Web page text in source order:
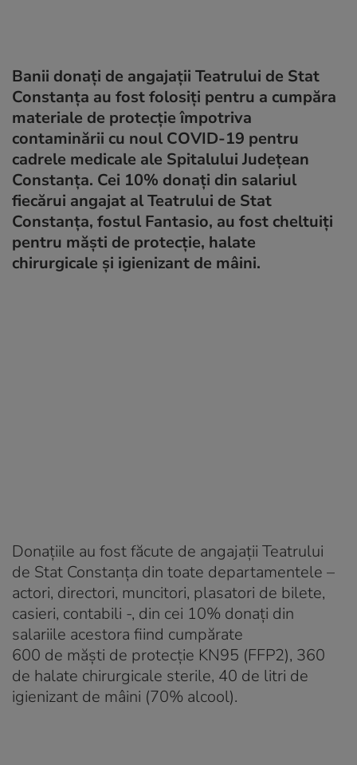
Banii donați de angajații Teatrului de Stat
Constanţa au fost folosiți pentru a cumpăra
materiale de protecţie împotriva
contaminării cu noul COVID-19 pentru
cadrele medicale ale Spitalului Judeţean
Constanţa. Cei 10% donați din salariul
fiecărui angajat al Teatrului de Stat
Constanța, fostul Fantasio, au fost cheltuiți
pentru măşti de protecţie, halate
chirurgicale şi igienizant de mâini.
Donațiile au fost făcute de angajații Teatrului
de Stat Constanţa din toate departamentele –
actori, directori, muncitori, plasatori de bilete,
casieri, contabili -, din cei 10% donați din
salariile acestora fiind cumpărate
600 de măşti de protecţie KN95 (FFP2), 360
de halate chirurgicale sterile, 40 de litri de
igienizant de mâini (70% alcool).